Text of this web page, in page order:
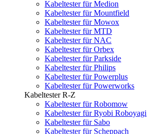
Kabeltester für Medion
Kabeltester für Mountfield
Kabeltester für Mowox
Kabeltester für MTD
Kabeltester für NAC
Kabeltester für Orbex
Kabeltester für Parkside
Kabeltester für Philips
Kabeltester für Powerplus
Kabeltester für Powerworks
Kabeltester R-Z
Kabeltester für Robomow
Kabeltester für Ryobi Roboyagi
Kabeltester für Sabo
Kabeltester für Scheppach